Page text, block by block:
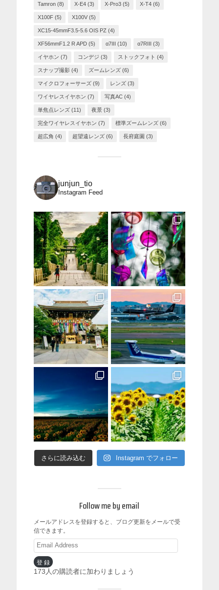
Tamron(8) X-E4(3) X-Pro3(5) X-T4(6)
X100F(5) X100V(5)
XC15-45mmF3.5-5.6 OIS PZ (4)
XF56mmF1.2 R APD(5) α7III (10) α7RIII (3)
イヤホン (7) コンデジ (3) ストックフォト (4)
スナップ撮影(4) ズームレンズ(6)
マイクロフォーサーズ(9) レンズ(3)
ワイヤレスイヤホン (7) 写真AC(4)
単焦点レンズ(11) 夜景(3)
完全ワイヤレスイヤホン (7) 標準ズームレンズ(6)
超広角 (4) 超望遠レンズ(6) 長府庭園 (3)
junjun_tio
Instagram Feed
さらに読み込む Instagram でフォロー
Follow me by email
メールアドレスを登録すると、ブログ更新をメールで受
信できます。
登録
173人の購読者に加わりましょう